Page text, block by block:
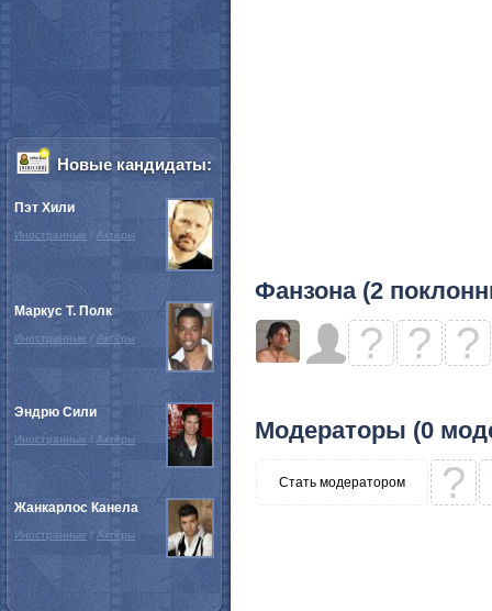
Фанзона (2
? ? ?
Модераторы (0
Стать модератором ?
Новые кандидаты:
Пэт Хили
Иностранные / Актёры
Маркус Т. Полк
Иностранные / Актёры
Эндрю Сили
Иностранные / Актёры
Жанкарлос Канела
Иностранные / Актёры